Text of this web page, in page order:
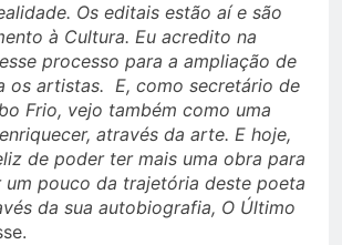
Os editais estão aí e são
à Cultura. Eu acredito na
processo para a ampliação de
os artistas. E, como secretário de
Frio, vejo também como uma
através da arte. E hoje,
de poder ter mais uma obra para
um pouco da trajetória deste poeta
da sua autobiografia, O Último